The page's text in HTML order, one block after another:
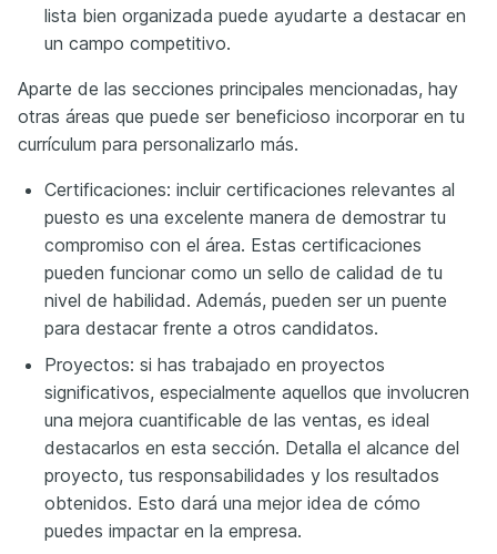
lista bien organizada puede ayudarte a destacar en
un campo competitivo.
Aparte de las secciones principales mencionadas, hay
otras áreas que puede ser beneficioso incorporar en tu
currículum para personalizarlo más.
Certificaciones: incluir certificaciones relevantes al
puesto es una excelente manera de demostrar tu
compromiso con el área. Estas certificaciones
pueden funcionar como un sello de calidad de tu
nivel de habilidad. Además, pueden ser un puente
para destacar frente a otros candidatos.
Proyectos: si has trabajado en proyectos
significativos, especialmente aquellos que involucren
una mejora cuantificable de las ventas, es ideal
destacarlos en esta sección. Detalla el alcance del
proyecto, tus responsabilidades y los resultados
obtenidos. Esto dará una mejor idea de cómo
puedes impactar en la empresa.